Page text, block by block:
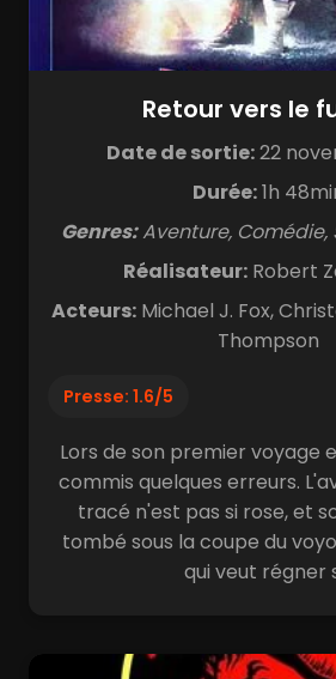
Retour vers le
Date de sortie:22
Durée:1h
Genres:Aventure, Comédie,
Réalisateur: Robert
Acteurs:Michael J. Fox,
Thompson
Presse: 1.6/5
Lors de son premier voyage
commis quelques erreurs.
tracé n'est pas si rose, et
tombé sous la coupe du
qui veut régner